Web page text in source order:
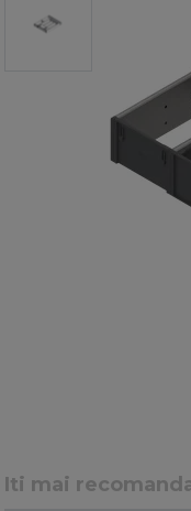
Iti mai